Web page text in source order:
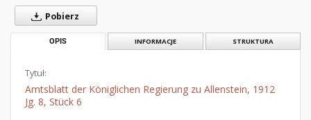
Pobierz
OPIS INFORMACJE STRUKTURA
Tytuł:
Amtsblatt der Königlichen Regierung zu Allenstein, 1912
Jg. 8, Stück 6